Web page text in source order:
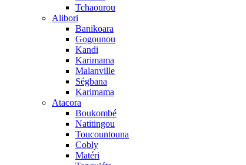
Tchaourou
Alibori
Banikoara
Gogounou
Kandi
Karimama
Malanville
Ségbana
Karimama
Atacora
Boukombé
Natitingou
Toucountouna
Cobly
Matéri